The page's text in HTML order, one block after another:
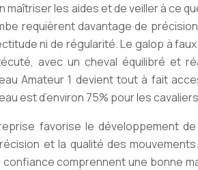
maîtriser les aides et de veiller à ce
requièrent davantage de
ni de régularité. Le galop à
avec un cheval équilibré et
Amateur 1 devient tout à fait
est d’environ 75% pour les
favorise le développement
et la qualité des
comprennent une bonne